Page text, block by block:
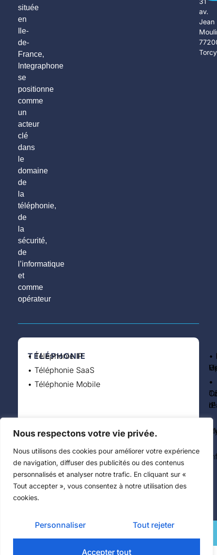
Nous respectons votre vie privée.
Nous utilisons des cookies pour améliorer votre expérience
de navigation, diffuser des publicités ou des contenus
personnalisés et analyser notre trafic. En cliquant sur «
Tout accepter », vous consentez à notre utilisation des
cookies.
Personnaliser Tout rejeter
Accepter tout
située
en
Ile-
de-
France,
Integraphone
se
positionne
comme
un
acteur
clé
dans
le
domaine
de
la
téléphonie,
de
la
sécurité,
de
l’informatique
et
comme
opérateur
av.
Jean
Torcy
TÉLÉPHONIE
• Téléphonie IP
• Téléphonie SaaS
• Téléphonie Mobile
•
•
•
•
•
•
•
•
•
© 2026 Integraphone - Tous droits réservésMentions légales
Politique de confidentialitéSitemapSite internet créé par AZApp